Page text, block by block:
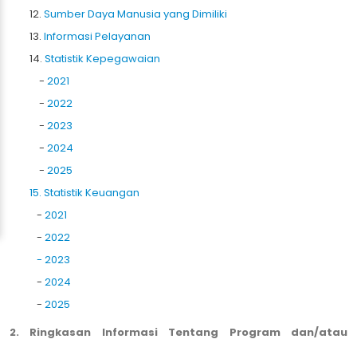
12. Sumber Daya Manusia yang Dimiliki
13. Informasi Pelayanan
14. Statistik Kepegawaian
- 2021
- 2022
- 2023
- 2024
- 2025
15. Statistik Keuangan
- 2021
- 2022
- 2023
- 2024
- 2025
2. Ringkasan Informasi Tentang Program dan/atau